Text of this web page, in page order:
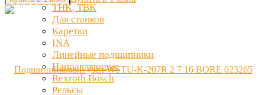
THK, TBK
Для станков
Каретки
INA
Линейные подшипники
Направляющие
Rexroth Bosch
Рельсы